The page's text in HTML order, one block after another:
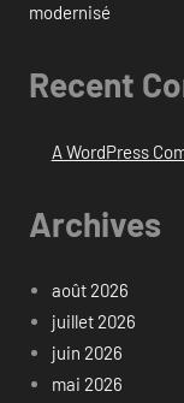
modernisé
Recent
A WordPress
Archives
août 2026
juillet 2026
juin 2026
mai 2026